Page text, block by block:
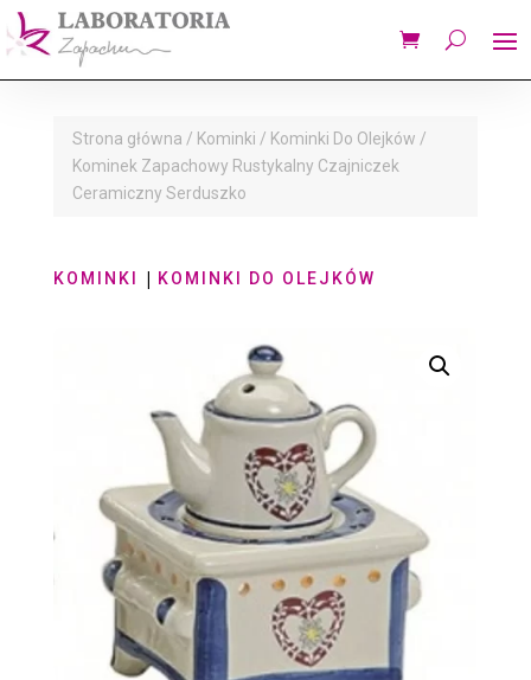
Strona główna / Kominki / Kominki Do Olejków /
Kominek Zapachowy Rustykalny Czajniczek
Ceramiczny Serduszko
KOMINKI | KOMINKI DO OLEJKÓW